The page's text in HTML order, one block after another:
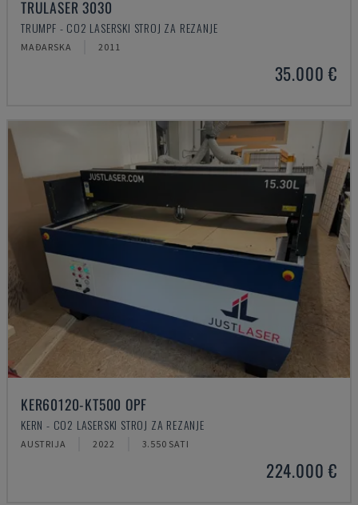
TRULASER 3030
TRUMPF - CO2 LASERSKI STROJ ZA REZANJE
MAĐARSKA 2011
35.000 €
KER60120-KT500 OPF
KERN - CO2 LASERSKI STROJ ZA REZANJE
AUSTRIJA 2022 3.550 SATI
224.000 €